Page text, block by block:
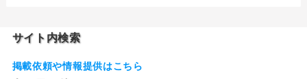
サイト内検索
掲載依頼や情報提供はこちら